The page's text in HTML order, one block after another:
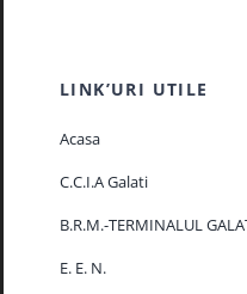
LINK’URI UTILE
Acasa
C.C.I.A Galati
B.R.M.-TERMINALUL
E. E. N.